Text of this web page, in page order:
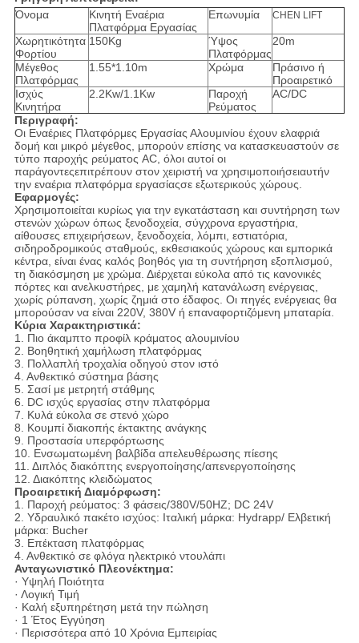
Όνομα
Κινητή Εναέρια
Πλατφόρμα Εργασίας
Επωνυμία CHEN LIFT
Χωρητικότητα
Φορτίου
150Kg
Ύψος
Πλατφόρμας
20m
Μέγεθος
Πλατφόρμας
1.55*1.10m Χρώμα
Πράσινο ή
Προαιρετικό
Ισχύς
Κινητήρα
2.2Kw/1.1Kw
Παροχή
Ρεύματος
AC/DC
Περιγραφή:
Οι Εναέριες Πλατφόρμες Εργασίας Αλουμινίου έχουν ελαφριά
δομή και μικρό μέγεθος, μπορούν επίσης να κατασκευαστούν σε
τύπο παροχής ρεύματος AC, όλοι αυτοί οι
παράγοντεςεπιτρέπουν στον χειριστή να χρησιμοποιήσειαυτήν
την εναέρια πλατφόρμα εργασίαςσε εξωτερικούς χώρους.
Εφαρμογές:
Χρησιμοποιείται κυρίως για την εγκατάσταση και συντήρηση των
στενών χώρων όπως ξενοδοχεία, σύγχρονα εργαστήρια,
αίθουσες επιχειρήσεων, ξενοδοχεία, λόμπι, εστιατόρια,
σιδηροδρομικούς σταθμούς, εκθεσιακούς χώρους και εμπορικά
κέντρα, είναι ένας καλός βοηθός για τη συντήρηση εξοπλισμού,
τη διακόσμηση με χρώμα. Διέρχεται εύκολα από τις κανονικές
πόρτες και ανελκυστήρες, με χαμηλή κατανάλωση ενέργειας,
χωρίς ρύπανση, χωρίς ζημιά στο έδαφος. Οι πηγές ενέργειας θα
μπορούσαν να είναι 220V, 380V ή επαναφορτιζόμενη μπαταρία.
Κύρια Χαρακτηριστικά:
1. Πιο άκαμπτο προφίλ κράματος αλουμινίου
2. Βοηθητική χαμήλωση πλατφόρμας
3. Πολλαπλή τροχαλία οδηγού στον ιστό
4. Ανθεκτικό σύστημα βάσης
5. Σασί με μετρητή στάθμης
6. DC ισχύς εργασίας στην πλατφόρμα
7. Κυλά εύκολα σε στενό χώρο
8. Κουμπί διακοπής έκτακτης ανάγκης
9. Προστασία υπερφόρτωσης
10. Ενσωματωμένη βαλβίδα απελευθέρωσης πίεσης
11. Διπλός διακόπτης ενεργοποίησης/απενεργοποίησης
12. Διακόπτης κλειδώματος
Προαιρετική Διαμόρφωση:
1. Παροχή ρεύματος: 3 φάσεις/380V/50HZ; DC 24V
2. Υδραυλικό πακέτο ισχύος: Ιταλική μάρκα: Hydrapp/ Ελβετική
μάρκα: Bucher
3. Επέκταση πλατφόρμας
4. Ανθεκτικό σε φλόγα ηλεκτρικό ντουλάπι
Ανταγωνιστικό Πλεονέκτημα:
· Υψηλή Ποιότητα
· Λογική Τιμή
· Καλή εξυπηρέτηση μετά την πώληση
· 1 Έτος Εγγύηση
· Περισσότερα από 10 Χρόνια Εμπειρίας